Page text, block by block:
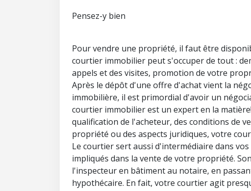
Pensez-y bien
Pour vendre une propriété, il faut être
courtier immobilier peut s'occuper de tout :
appels et des visites, promotion de votre
Après le dépôt d'une offre d'achat vient la
immobilière, il est primordial d'avoir un
courtier immobilier est un expert en la
qualification de l'acheteur, des conditions de
propriété ou des aspects juridiques, votre
Le courtier sert aussi d'intermédiaire dans
impliqués dans la vente de votre propriété.
l'inspecteur en bâtiment au notaire, en
hypothécaire. En fait, votre courtier agit